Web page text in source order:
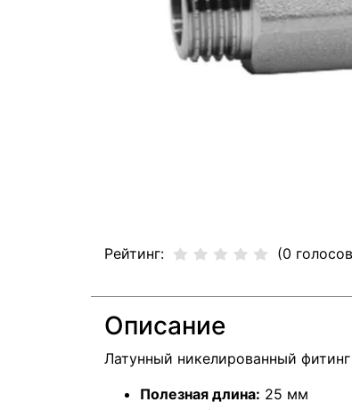
Рейтинг: (0
Описание
Латунный никелированный
Полезная длина: 25 мм